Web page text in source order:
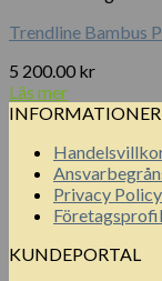
Trendline Bambus
5 200.00 kr
Läs mer
INFORMATIONER
Privacy Policy
KUNDEPORTAL